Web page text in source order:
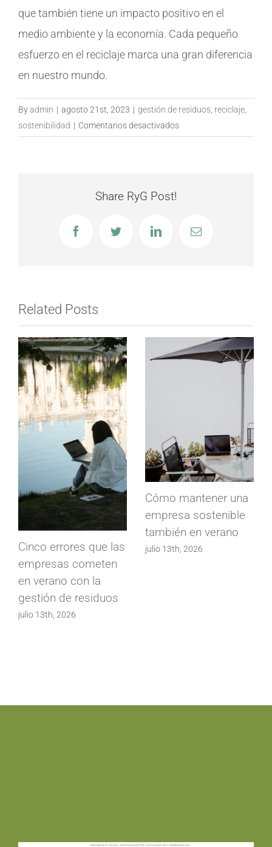
que también tiene un impacto positivo en el
medio ambiente y la economía. Cada pequeño
esfuerzo en el reciclaje marca una gran diferencia
en nuestro mundo.
Byadmin | agosto 21st, 2023 | gestión de residuos, reciclaje,
sostenibilidad | Comentarios desactivadosen
Share RyG Post!
FacebookTwitter LinkedInEmail
Related Posts
Cinco errores que las
empresas cometen
en verano con la
gestión de residuos
julio 13th, 2026
Cómo mantener una
empresa sostenible
también en verano
julio 13th, 2026